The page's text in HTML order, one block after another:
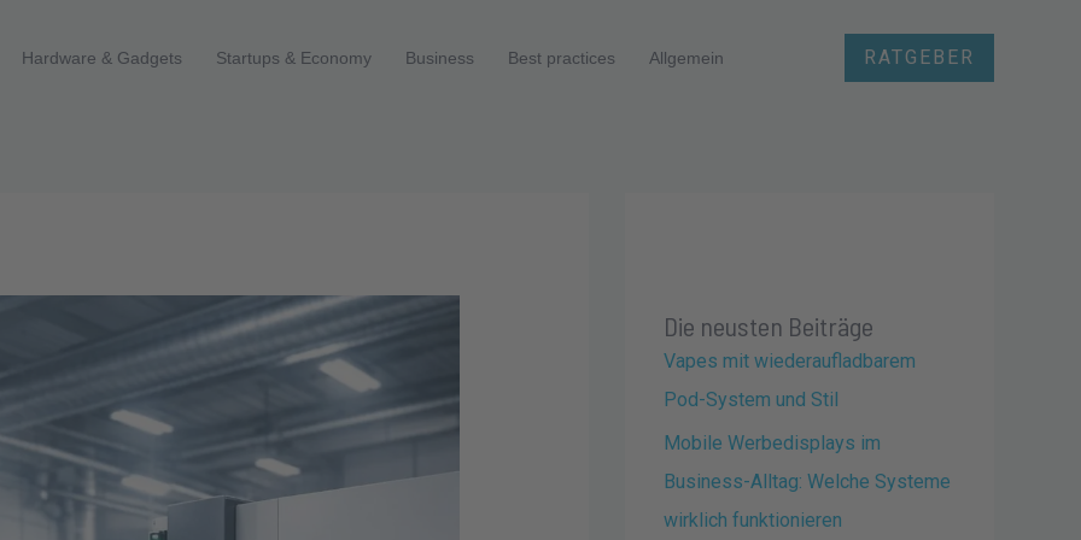
Hardware & Gadgets Startups & Economy Business Best practices Allgemein RATGEBER
Die neusten Beiträge
Vapes mit wiederaufladbarem
Pod-System und Stil
Mobile Werbedisplays im
Business-Alltag: Welche Systeme
wirklich funktionieren